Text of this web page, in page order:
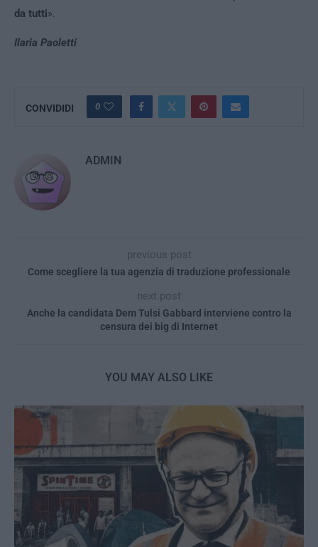
da tutti».
Ilaria Paoletti
CONVIDIDI 0
ADMIN
previous post
Come scegliere la tua agenzia di traduzione professionale
next post
Anche la candidata Dem Tulsi Gabbard interviene contro la
censura dei big di Internet
YOU MAY ALSO LIKE